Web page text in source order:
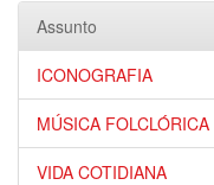
Assunto
ICONOGRAFIA
MÚSICA FOLCLÓRICA
VIDA COTIDIANA